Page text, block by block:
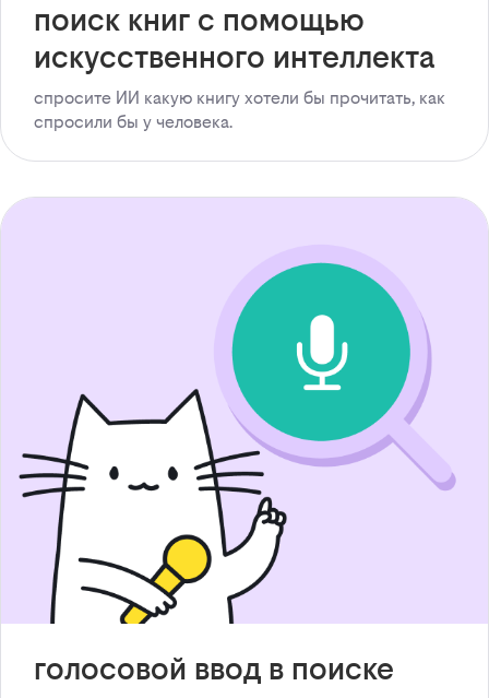
поиск книг с помощью
искусственного интеллекта
спросите ИИ какую книгу хотели бы прочитать, как
спросили бы у человека.
голосовой ввод в поиске